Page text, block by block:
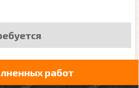
работ